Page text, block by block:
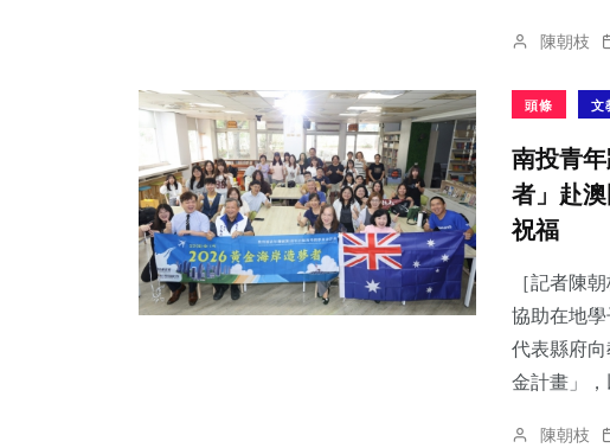
陳朝枝
頭條 文
南投青
者」赴
祝福
［記者陳
協助在地
代表縣府
金計畫」
陳朝枝